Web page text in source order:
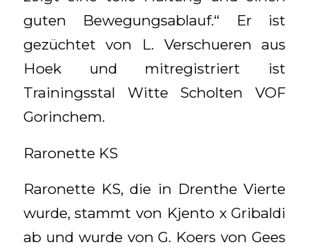
guten Bewegungsablauf.“ Er ist
gezüchtet von L. Verschueren aus
Hoek und mitregistriert ist
Trainingsstal Witte Scholten VOF
Gorinchem.
Raronette KS
Raronette KS, die in Drenthe Vierte
wurde, stammt von Kjento x Gribaldi
ab und wurde von G. Koers von Gees